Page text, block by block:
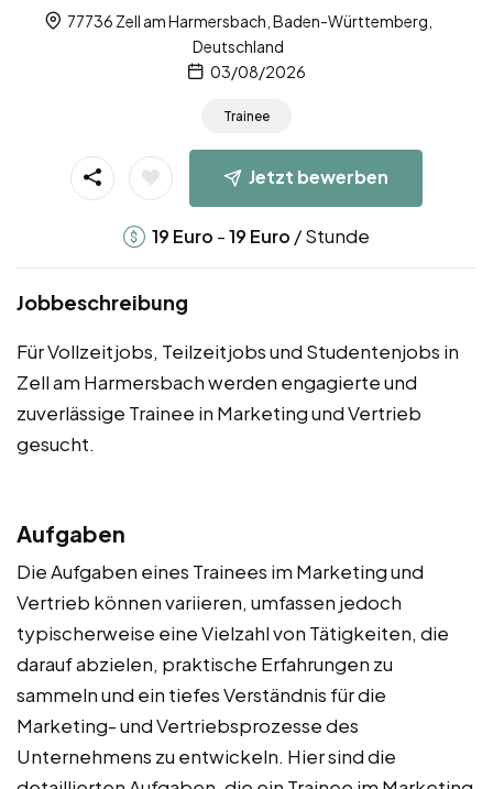
77736 Zell am Harmersbach, Baden-Württemberg,
Deutschland
03/08/2026
Trainee
Jetzt bewerben
19 Euro -19 Euro / Stunde
Jobbeschreibung
Für Vollzeitjobs, Teilzeitjobs und Studentenjobs in
Zell am Harmersbach werden engagierte und
zuverlässige Trainee in Marketing und Vertrieb
gesucht.
Aufgaben
Die Aufgaben eines Trainees im Marketing und
Vertrieb können variieren, umfassen jedoch
typischerweise eine Vielzahl von Tätigkeiten, die
darauf abzielen, praktische Erfahrungen zu
sammeln und ein tiefes Verständnis für die
Marketing- und Vertriebsprozesse des
Unternehmens zu entwickeln. Hier sind die